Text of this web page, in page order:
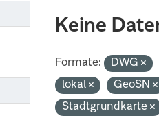
Keine
Formate: DWG
lokal
GeoSN
Stadtgrundkarte